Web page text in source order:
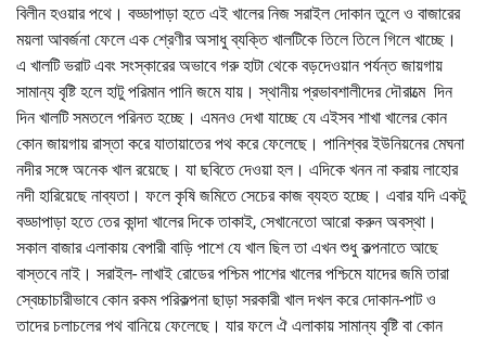
বিলীন হওয়ার পথে। বড্ডাপাড়া হতে এই খালের নিজ সরাইল দোকান তুলে ও বাজারের
ময়লা আবর্জনা ফেলে এক শ্রেণীর অসাধু ব্যক্তি খালটিকে তিলে তিলে গিলে খাচ্ছে।
এ খালটি ভরাট এবং সংস্কারের অভাবে গরু হাটা থেকে বড়দেওয়ান পর্যন্ত জায়গায়
সামান্য বৃষ্টি হলে হাটু পরিমান পানি জমে যায়। স্থানীয় প্রভাবশালীদের দৌরাত্মে দিন
দিন খালটি সমতলে পরিনত হচ্ছে। এমনও দেখা যাচ্ছে যে এইসব শাখা খালের কোন
কোন জায়গায় রাস্তা করে যাতায়াতের পথ করে ফেলেছে। পানিশ্বর ইউনিয়নের মেঘনা
নদীর সঙ্গে অনেক খাল রয়েছে। যা ছবিতে দেওয়া হল। এদিকে খনন না করায় লাহোর
নদী হারিয়েছে নাব্যতা। ফলে কৃষি জমিতে সেচের কাজ ব্যহত হচ্ছে। এবার যদি একটু
বড্ডাপাড়া হতে তের কান্দা খালের দিকে তাকাই, সেখানেতো আরো করুন অবস্থা।
সকাল বাজার এলাকায় বেপারী বাড়ি পাশে যে খাল ছিল তা এখন শুধু কল্পনাতে আছে
বাস্তবে নাই। সরাইল- লাখাই রোডের পশ্চিম পাশের খালের পশ্চিমে যাদের জমি তারা
স্বেচ্চাচারীভাবে কোন রকম পরিকল্পনা ছাড়া সরকারী খাল দখল করে দোকান-পাট ও
তাদের চলাচলের পথ বানিয়ে ফেলেছে। যার ফলে ঐ এলাকায় সামান্য বৃষ্টি বা কোন